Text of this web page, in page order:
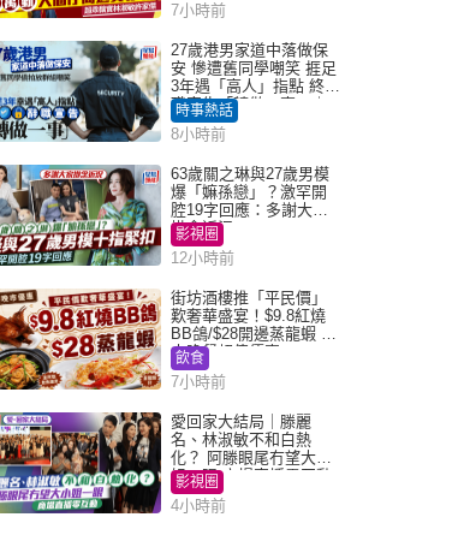
7小時前
27歲港男家道中落做保
安 慘遭舊同學嘲笑 捱足
3年遇「高人」指點 終辭
職宣告「轉做一事」｜
Juicy叮
時事熱話
8小時前
63歲關之琳與27歲男模
爆「嫲孫戀」？激罕開
腔19字回應：多謝大家
掛念近況
影視圈
12小時前
街坊酒樓推「平民價」
歎奢華盛宴！$9.8紅燒
BB鴿/$28開邊蒸龍蝦 3
大晚餐超值優惠
飲食
7小時前
愛回家大結局｜滕麗
名、林淑敏不和白熱
化？ 阿滕眼尾冇望大小
姐一眼 商場直播零互動
影視圈
4小時前